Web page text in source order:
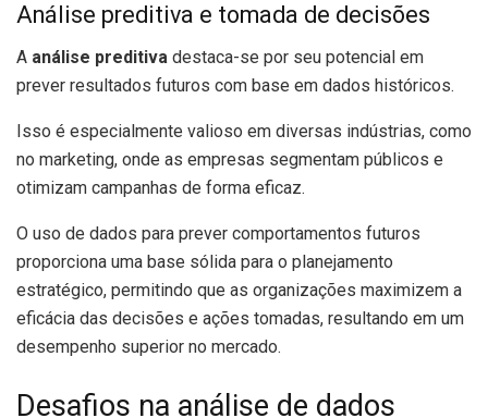
Análise preditiva e tomada de decisões
A análise preditiva destaca-se por seu potencial em
prever resultados futuros com base em dados históricos.
Isso é especialmente valioso em diversas indústrias, como
no marketing, onde as empresas segmentam públicos e
otimizam campanhas de forma eficaz.
O uso de dados para prever comportamentos futuros
proporciona uma base sólida para o planejamento
estratégico, permitindo que as organizações maximizem a
eficácia das decisões e ações tomadas, resultando em um
desempenho superior no mercado.
Desafios na análise de dados